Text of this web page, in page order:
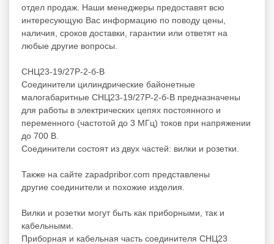
отдел продаж. Наши менеджеры предоставят всю
интересующую Вас информацию по поводу цены,
наличия, сроков доставки, гарантии или ответят на
любые другие вопросы.
СНЦ23-19/27Р-2-б-В
Соединители цилиндрические байонетные
малогабаритные СНЦ23-19/27Р-2-б-В предназначены
для работы в электрических цепях постоянного и
переменного (частотой до 3 МГц) токов при напряжении
до 700 В.
Соединители состоят из двух частей: вилки и розетки.
Также на сайте zapadpribor.com представлены
другие соединители и похожие изделия.
Вилки и розетки могут быть как приборными, так и
кабельными.
Приборная и кабельная часть соединителя СНЦ23